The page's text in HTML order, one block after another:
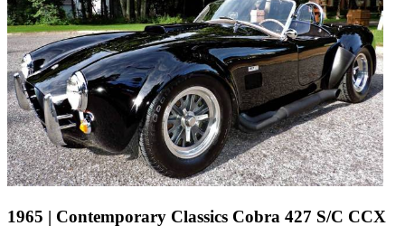
1965 | Contemporary Classics Cobra 427 S/C CCX